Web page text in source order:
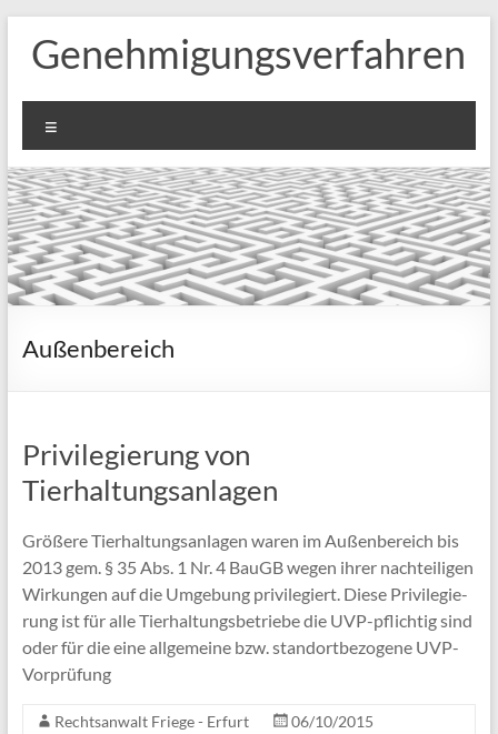
Inhalt
springen
Genehmigungsverfahren
Außenbereich
Privilegierung von
Tierhaltungsanlagen
Grö­ßere Tier­hal­tungs­an­la­gen waren im Außen­be­reich bis
2013 gem. § 35 Abs. 1 Nr. 4 BauGB wegen ihrer nach­tei­li­gen
Wir­kun­gen auf die Umge­bung pri­vi­le­giert. Die­se Pri­vi­le­gie­
rung ist für alle Tier­hal­tungs­be­triebe die UVP-pflich­­tig sind
oder für die eine all­ge­meine bzw. stand­ort­be­zo­gene UVP-
Vorprüfung
Rechtsanwalt Friege - Erfurt
06/10/2015